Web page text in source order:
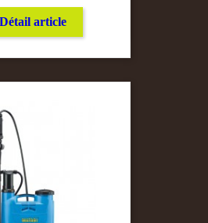
Détail article